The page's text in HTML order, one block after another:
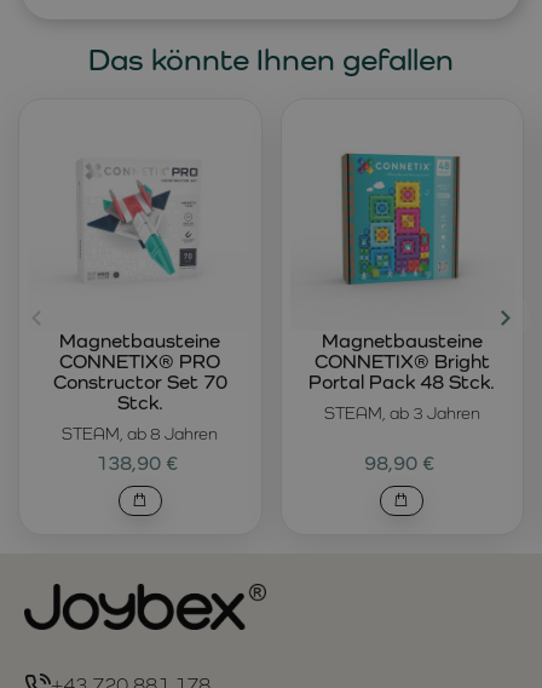
Das könnte Ihnen gefallen
STEAM, ab 8 Jahren
Magnetbausteine
CONNETIX® PRO
Constructor Set 70
Stck.
138,90 €
STEAM, ab 3 Jahren
Magnetbausteine
CONNETIX® Bright
Portal Pack 48 Stck.
98,90 €